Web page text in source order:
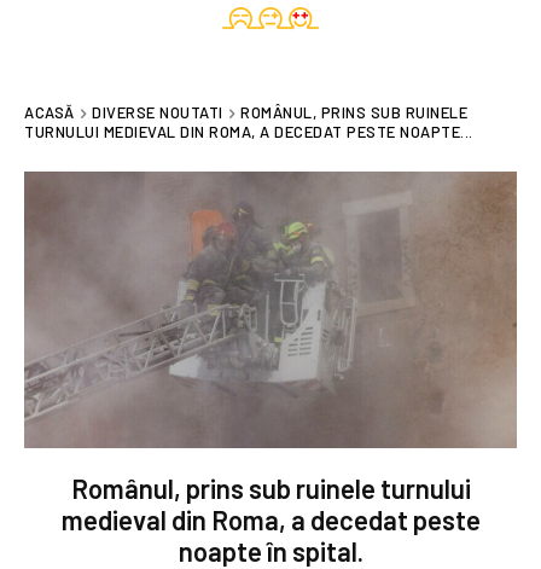
ACASĂ DIVERSE NOUTATI
ROMÂNUL, PRINS SUB RUINELE
TURNULUI MEDIEVAL DIN ROMA, A DECEDAT PESTE NOAPTE...
Românul, prins sub ruinele turnului
medieval din Roma, a decedat peste
noapte în spital.